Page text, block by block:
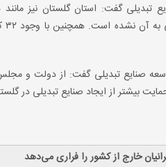
تبدیلی گفت: استان گلستان نیز
صنایع تبدیلی گفت: از دولت و
بیشتر از ایجاد صنایع تبدیلی در
خارج از کشور را فراری می‌دهد